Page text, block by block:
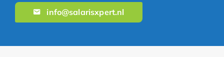
info@salarisxpert.nl